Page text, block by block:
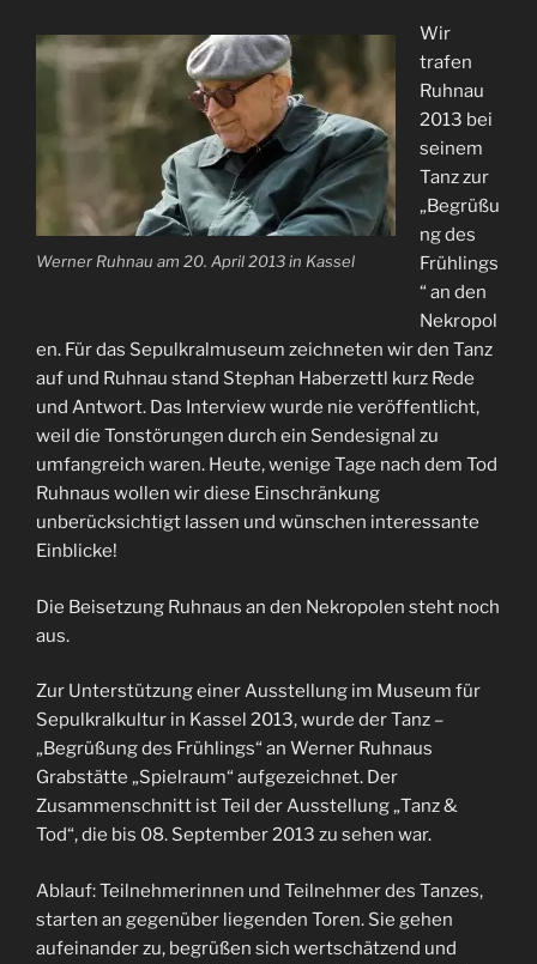
Werner Ruhnau am 20. April 2013 in Kassel
Wir
trafen
Ruhnau
2013 bei
seinem
Tanz zur
„Begrüßu
ng des
Frühlings
“ an den
Nekropol
en. Für das Sepulkralmuseum zeichneten wir den Tanz
auf und Ruhnau stand Stephan Haberzettl kurz Rede
und Antwort. Das Interview wurde nie veröffentlicht,
weil die Tonstörungen durch ein Sendesignal zu
umfangreich waren. Heute, wenige Tage nach dem Tod
Ruhnaus wollen wir diese Einschränkung
unberücksichtigt lassen und wünschen interessante
Einblicke!
Die Beisetzung Ruhnaus an den Nekropolen steht noch
aus.
Zur Unterstützung einer Ausstellung im Museum für
Sepulkralkultur in Kassel 2013, wurde der Tanz –
„Begrüßung des Frühlings“ an Werner Ruhnaus
Grabstätte „Spielraum“ aufgezeichnet. Der
Zusammenschnitt ist Teil der Ausstellung „Tanz &
Tod“, die bis 08. September 2013 zu sehen war.
Ablauf: Teilnehmerinnen und Teilnehmer des Tanzes,
starten an gegenüber liegenden Toren. Sie gehen
aufeinander zu, begrüßen sich wertschätzend und